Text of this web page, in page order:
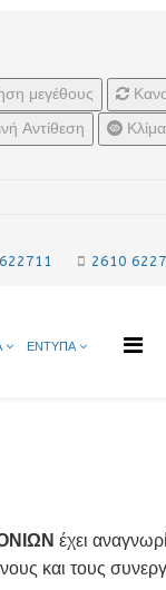
μεγέθους
Αντίθεση
2610
ΕΝΤΥΠΑ
έχει
και τους